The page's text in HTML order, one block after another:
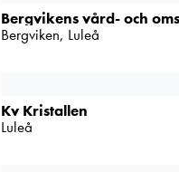
Bergvikens vård- och
Bergviken, Luleå
Kv Kristallen
Luleå